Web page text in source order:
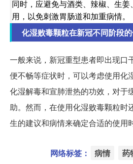
同时，应避免与酒类、辣椒、生
用，以免刺激胃肠道和加重病情。
化湿败毒颗粒在新冠不同阶段
一般来说，新冠重型患者即出现口
便不畅等症状时，可以考虑使用化
化湿解毒和宣肺泄热的功效，对于
助。然而，在使用化湿败毒颗粒时
生的建议和病情来确定合适的使用
网络标签： 病情 药